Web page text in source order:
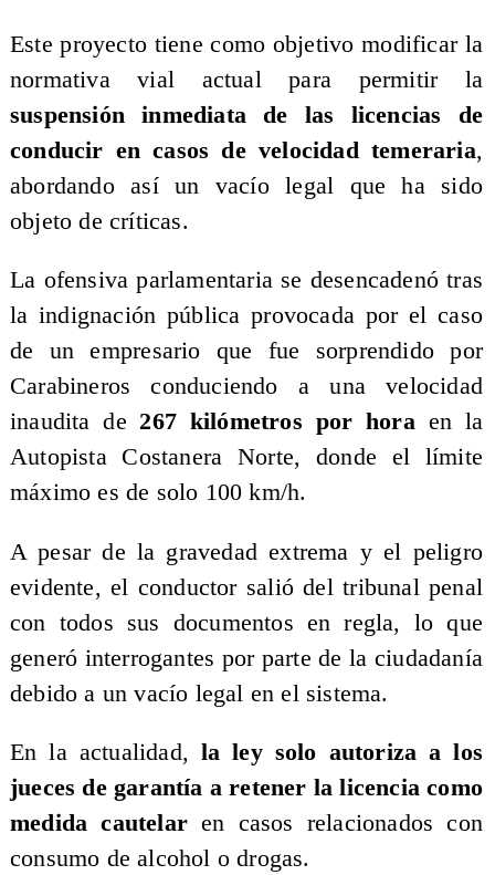
Este proyecto tiene como objetivo modificar la
normativa vial actual para permitir la
suspensión inmediata de las licencias de
conducir en casos de velocidad temeraria,
abordando así un vacío legal que ha sido
objeto de críticas.
La ofensiva parlamentaria se desencadenó tras
la indignación pública provocada por el caso
de un empresario que fue sorprendido por
Carabineros conduciendo a una velocidad
inaudita de 267 kilómetros por horaen la
Autopista Costanera Norte, donde el límite
máximo es de solo 100 km/h.
A pesar de la gravedad extrema y el peligro
evidente, el conductor salió del tribunal penal
con todos sus documentos en regla, lo que
generó interrogantes por parte de la ciudadanía
debido a un vacío legal en el sistema.
En la actualidad, la ley solo autoriza a los
jueces de garantía a retener la licencia como
medida cautelaren casos relacionados con
consumo de alcohol o drogas.